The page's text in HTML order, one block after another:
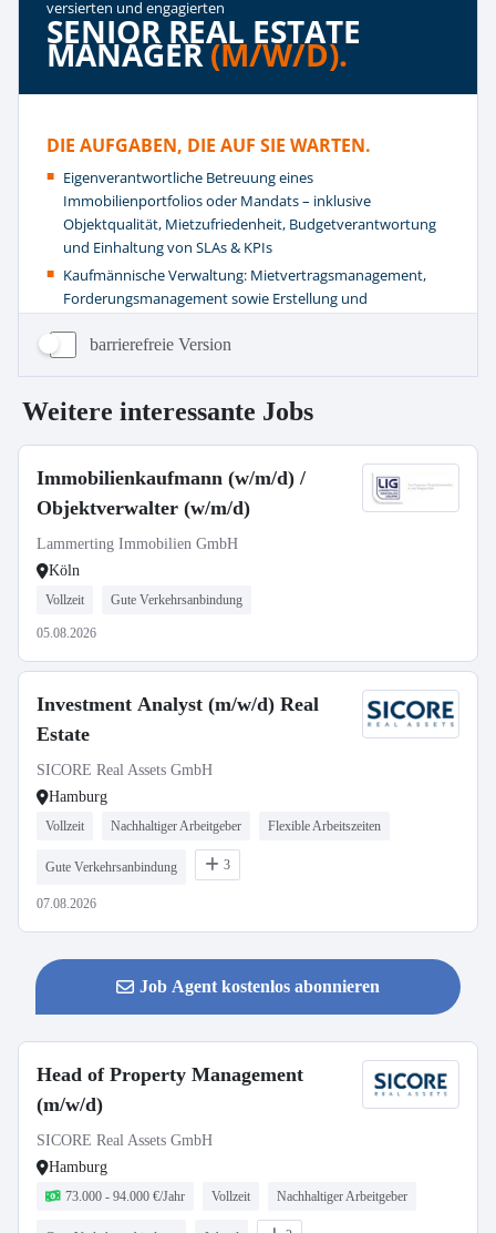
barrierefreie Version
Weitere interessante Jobs
Immobilienkaufmann (w/m/d) /
Objektverwalter (w/m/d)
Lammerting Immobilien GmbH
Köln
Vollzeit Gute Verkehrsanbindung
05.08.2026
Investment Analyst (m/w/d) Real
Estate
SICORE Real Assets GmbH
Hamburg
Vollzeit Nachhaltiger Arbeitgeber Flexible Arbeitszeiten
Gute Verkehrsanbindung 3
07.08.2026
Job Agent kostenlos abonnieren
Head of Property Management
(m/w/d)
SICORE Real Assets GmbH
Hamburg
73.000 - 94.000 €/Jahr Vollzeit Nachhaltiger Arbeitgeber